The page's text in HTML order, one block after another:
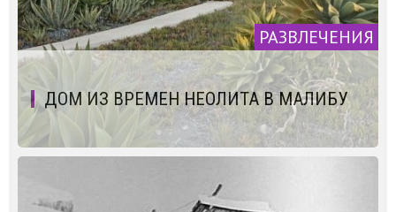
РАЗВЛЕЧЕНИЯ
ДОМ ИЗ ВРЕМЕН НЕОЛИТА В МАЛИБУ